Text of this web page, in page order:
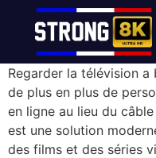
Regarder la télévision a
de plus en plus de
en ligne au lieu du
est une solution
des films et des séries